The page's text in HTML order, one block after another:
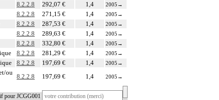
8.2.2.8 292,07 € 1,4 2005 →
8.2.2.8 271,15 € 1,4 2005 →
8.2.2.8 287,53 € 1,4 2005 →
8.2.2.8 289,63 € 1,4 2005 →
8.2.2.8 332,80 € 1,4 2005 →
8.2.2.8 281,29 € 1,4 2005 →
8.2.2.8 197,69 € 1,4 2005 →
ou
8.2.2.8 197,69 € 1,4 2005 →
pour JCGG001